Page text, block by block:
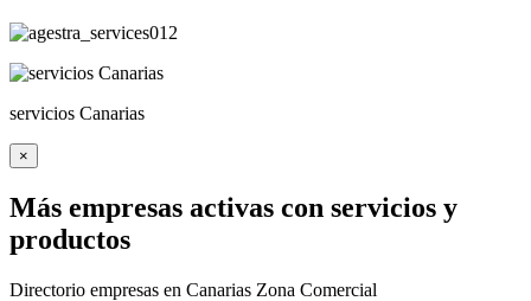
servicios Canarias
×
Más empresas activas con servicios y
productos
Directorio empresas en Canarias Zona Comercial